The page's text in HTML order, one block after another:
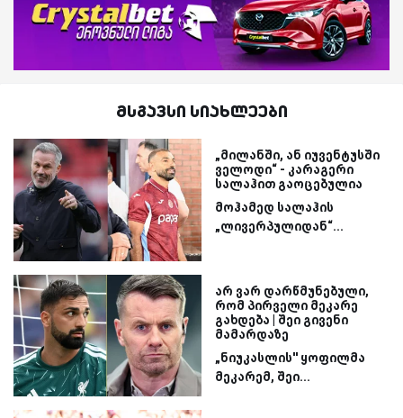
მსგავსი სიახლეები
„მილანში, ან იუვენტუსში
ველოდი“ - კარაგერი
სალაჰით გაოცებულია
მოჰამედ სალაჰის
„ლივერპულიდან“...
არ ვარ დარწმუნებული,
რომ პირველი მეკარე
გახდება | შეი გივენი
მამარდაზე
„ნიუკასლის'' ყოფილმა
მეკარემ, შეი...